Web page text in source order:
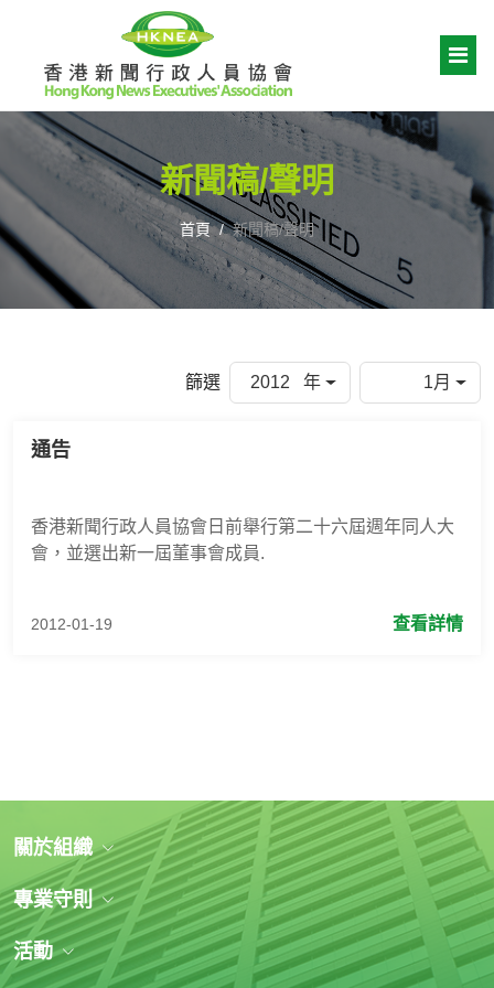
新聞稿/聲明
首頁 新聞稿/聲明
篩選 2012 年 1月
通告
香港新聞行政人員協會日前舉行第二十六屆週年同人大
會，並選出新一屆董事會成員.
2012-01-19 查看詳情
關於組織
專業守則
活動